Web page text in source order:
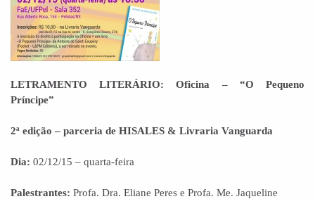
LETRAMENTO LITERÁRIO: Oficina – “O Pequeno
Príncipe”
2ª edição – parceria de HISALES & Livraria Vanguarda
Dia: 02/12/15 – quarta-feira
Palestrantes: Profa. Dra. Eliane Peres e Profa. Me. Jaqueline